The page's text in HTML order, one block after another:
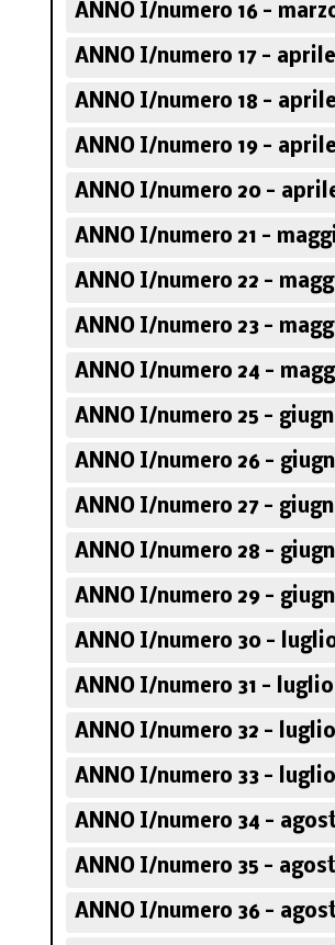
ANNO I/numero 16 -
ANNO I/numero 17 - aprile
ANNO I/numero 18 - aprile
ANNO I/numero 19 - aprile
ANNO I/numero 20 -
ANNO I/numero 21 -
ANNO I/numero 22 -
ANNO I/numero 23 -
ANNO I/numero 24 -
ANNO I/numero 25 -
ANNO I/numero 26 -
ANNO I/numero 27 -
ANNO I/numero 28 -
ANNO I/numero 29 -
ANNO I/numero 30 - luglio
ANNO I/numero 31 - luglio
ANNO I/numero 32 - luglio
ANNO I/numero 33 - luglio
ANNO I/numero 34 -
ANNO I/numero 35 -
ANNO I/numero 36 -